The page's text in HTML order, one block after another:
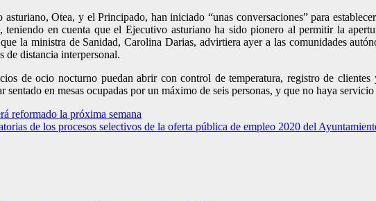
Otea, y el Principado, han iniciado “unas conversaciones” para
teniendo en cuenta que el Ejecutivo asturiano ha sido pionero al permitir la
la ministra de Sanidad, Carolina Darias, advirtiera ayer a las comunidades
de distancia interpersonal.
de ocio nocturno puedan abrir con control de temperatura, registro de
sentado en mesas ocupadas por un máximo de seis personas, y que no haya
reformado la próxima semana
de los procesos selectivos de la oferta pública de empleo 2020 del